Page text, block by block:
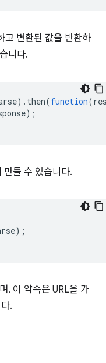
고 변환된 값을 반환하
니다.
). then(function(
);
만들 수 있습니다.
);
, 이 약속은 URL을 가
.